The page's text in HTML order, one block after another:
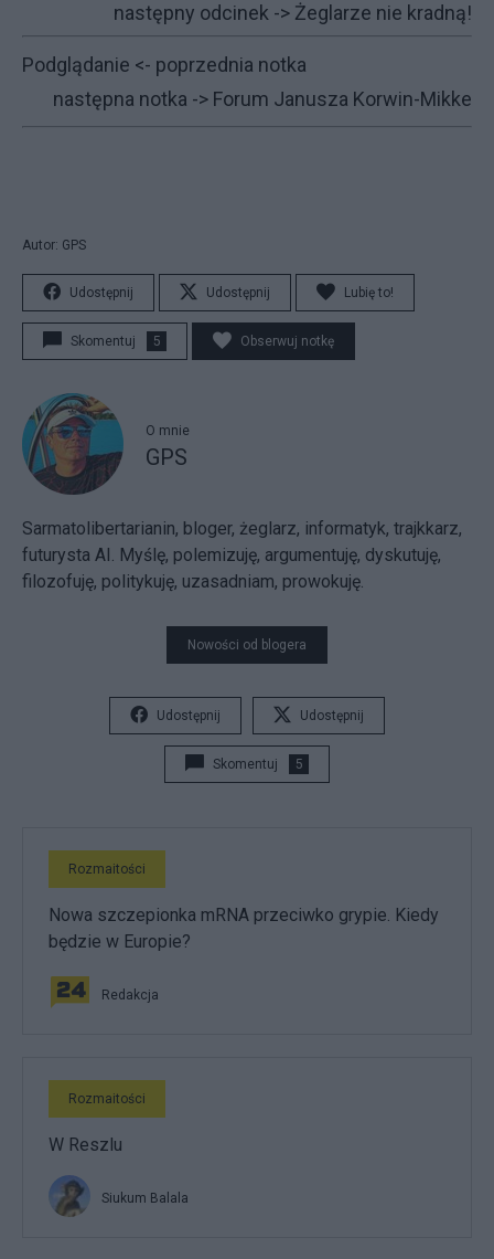
następny odcinek -> Żeglarze nie kradną!
Podglądanie <- poprzednia notka
następna notka -> Forum Janusza Korwin-Mikke
Autor: GPS
Udostępnij Udostępnij Lubię to!
Skomentuj 5 Obserwuj notkę
O mnie
GPS
Sarmatolibertarianin, bloger, żeglarz, informatyk, trajkkarz,
futurysta AI. Myślę, polemizuję, argumentuję, dyskutuję,
filozofuję, politykuję, uzasadniam, prowokuję.
Nowości od blogera
Udostępnij Udostępnij
Skomentuj 5
Rozmaitości
Nowa szczepionka mRNA przeciwko grypie. Kiedy
będzie w Europie?
Redakcja
Rozmaitości
W Reszlu
Siukum Balala